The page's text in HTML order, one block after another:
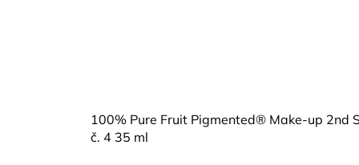
100% Pure Fruit Pigmented® Make-up 2nd
č. 4 35 ml